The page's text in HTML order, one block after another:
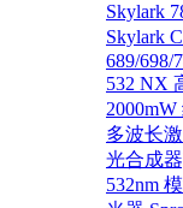
Skylark
Skylark
689/698/
532 NX
多波长
光合成
532nm